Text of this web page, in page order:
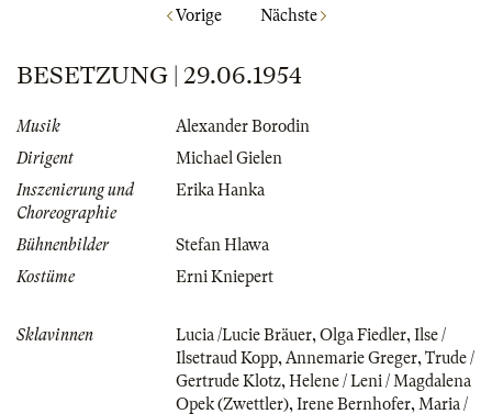
Vorige Nächste
BESETZUNG | 29.06.1954
Musik
Alexander Borodin
Dirigent
Michael Gielen
Inszenierung und
Choreographie
Erika Hanka
Bühnenbilder
Stefan Hlawa
Kostüme
Erni Kniepert
Sklavinnen Lucia /Lucie Bräuer, Olga Fiedler, Ilse /
Ilsetraud Kopp, Annemarie Greger, Trude /
Gertrude Klotz, Helene / Leni / Magdalena
Opek (Zwettler), Irene Bernhofer, Maria /